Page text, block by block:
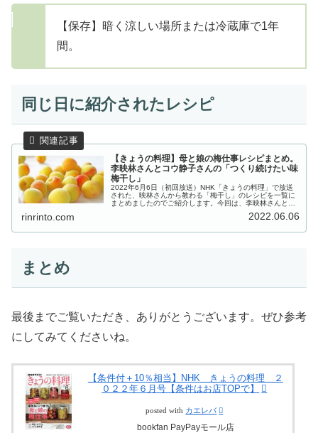
【保存】暗く涼しい場所または冷蔵庫で1年
間。
同じ日に紹介されたレシピ
【きょうの料理】母と娘の梅仕事レシピまとめ。
李映林さんとコウ静子さんの「つくり続けたい味
梅干し」
2022年6月6日（初回放送）NHK「きょうの料理」で放送
された、映林さんから教わる「梅干し」のレシピを一覧に
まとめましたのでご紹介します。今回は、李映林さんとコ
rinrinto.com 2022.06.06
まとめ
最後までご覧いただき、ありがとうございます。ぜひ参考
にしてみてくださいね。
【条件付＋10％相当】NHK きょうの料理 ２
０２２年６月号【条件はお店TOPで】
posted with カエレバ
bookfan PayPayモール店